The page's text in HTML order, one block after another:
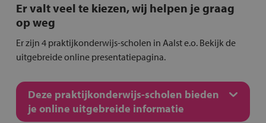
Er valt veel te kiezen, wij helpen je graag
op weg
Er zijn 4 praktijkonderwijs-scholen in Aalst e.o. Bekijk de
uitgebreide online presentatiepagina.
Deze praktijkonderwijs-scholen bieden
je online uitgebreide informatie